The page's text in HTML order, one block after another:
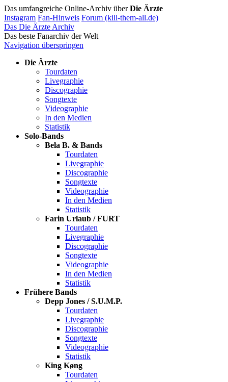
Das umfangreiche Online-Archiv überDie Ärzte
Instagram Fan-Hinweis Forum (kill-them-all.de)
Das Die Ärzte Archiv
Das beste Fanarchiv der Welt
Navigation überspringen
Die Ärzte
Tourdaten
Livegraphie
Discographie
Songtexte
Videographie
In den Medien
Statistik
Solo-Bands
Bela B. & Bands
Tourdaten
Livegraphie
Discographie
Songtexte
Videographie
In den Medien
Statistik
Farin Urlaub / FURT
Tourdaten
Livegraphie
Discographie
Songtexte
Videographie
In den Medien
Statistik
Frühere Bands
Depp Jones / S.U.M.P.
Tourdaten
Livegraphie
Discographie
Songtexte
Videographie
Statistik
King Køng
Tourdaten